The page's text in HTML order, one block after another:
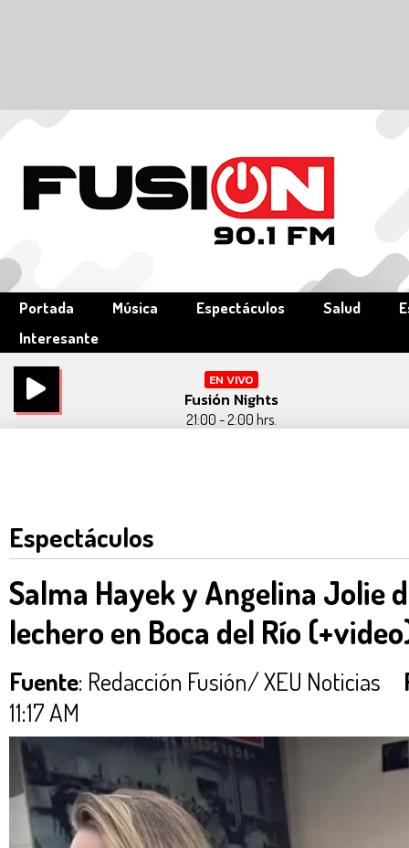
Portada Música Espectáculos Salud
Interesante
EN VIVO
Fusión Nights
21:00 - 2:00 hrs.
Espectáculos
Salma Hayek y Angelina Jolie
lechero en Boca del Río
Fuente: Redacción Fusión/ XEU Noticias
11:17 AM